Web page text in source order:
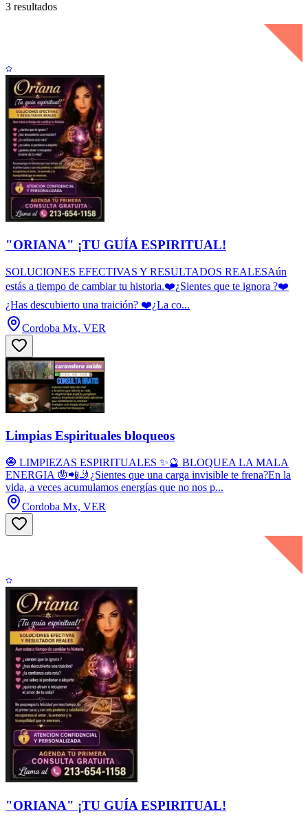
3 resultados
"ORIANA" ¡TU GUÍA ESPIRITUAL!
SOLUCIONES EFECTIVAS Y RESULTADOS REALESAún
estás a tiempo de cambiar tu historia.❤️¿Sientes que te ignora ?❤️
¿Has descubierto una traición? ❤️¿La co...
Cordoba Mx, VER
Limpias Espirituales bloqueos
🧿 LIMPIEZAS ESPIRITUALES ✨🔮 BLOQUEA LA MALA
ENERGIA 🪬📲🤳¿Sientes que una carga invisible te frena?En la
vida, a veces acumulamos energías que no nos p...
Cordoba Mx, VER
"ORIANA" ¡TU GUÍA ESPIRITUAL!